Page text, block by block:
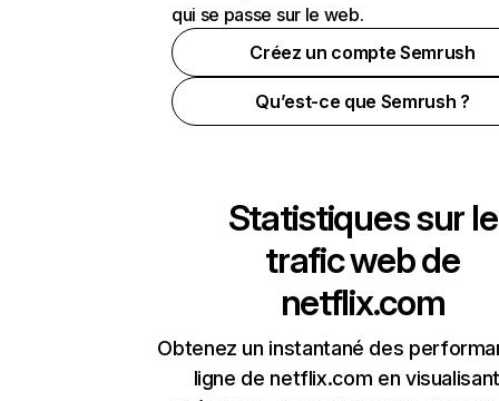
qui se passe sur le web.
Créez un compte Semrush
Qu’est-ce que Semrush ?
Statistiques sur le
trafic web de
netflix.com
Obtenez un instantané des
ligne de netflix.com en